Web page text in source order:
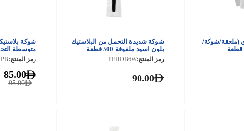
(ملعقة/شوكة/
شوكة شديدة التحمل من البلاستيك
بلون اسود ملفوفة 500 قطعة
رمز المنتج:PFHDB6W
90.00
شوكة
متوسطة التحمل 1000
رمز المنتج:
95.00
85.00